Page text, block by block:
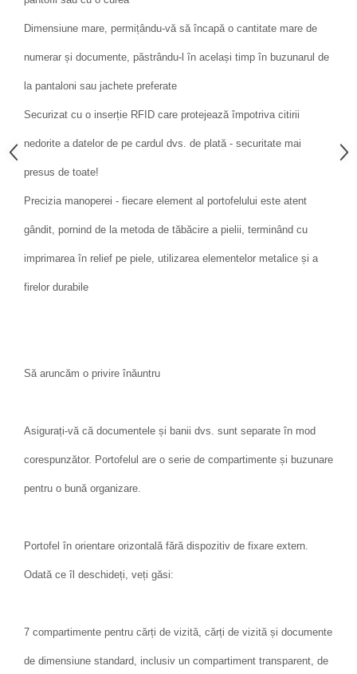
Dimensiune mare, permițându-vă să încapă o cantitate mare de
numerar și documente, păstrându-l în același timp în buzunarul de
la pantaloni sau jachete preferate
Securizat cu o inserție RFID care protejează împotriva citirii
nedorite a datelor de pe cardul dvs. de plată - securitate mai
presus de toate!
Precizia manoperei - fiecare element al portofelului este atent
gândit, pornind de la metoda de tăbăcire a pielii, terminând cu
imprimarea în relief pe piele, utilizarea elementelor metalice și a
firelor durabile
Să aruncăm o privire înăuntru
Asigurați-vă că documentele și banii dvs. sunt separate în mod
corespunzător. Portofelul are o serie de compartimente și buzunare
pentru o bună organizare.
Portofel în orientare orizontală fără dispozitiv de fixare extern.
Odată ce îl deschideți, veți găsi:
7 compartimente pentru cărți de vizită, cărți de vizită și documente
de dimensiune standard, inclusiv un compartiment transparent, de